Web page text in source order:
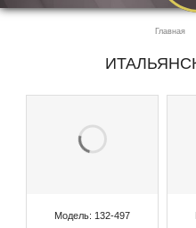
Главная
Модель: 132-497